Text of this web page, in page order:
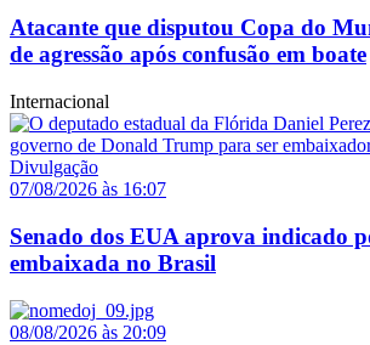
Atacante que disputou Copa do
de agressão após confusão em boate
Internacional
07/08/2026 às 16:07
Senado dos EUA aprova indicado
embaixada no Brasil
08/08/2026 às 20:09